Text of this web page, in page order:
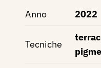
Anno 2022
Tecniche